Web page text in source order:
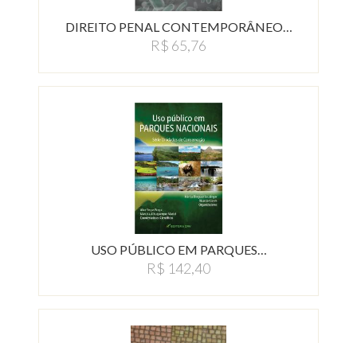
DIREITO PENAL CONTEMPORÂNEO…
R$ 65,76
USO PÚBLICO EM PARQUES…
R$ 142,40